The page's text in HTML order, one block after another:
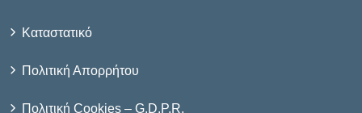
Καταστατικό
Πολιτική Απορρήτου
Πολιτική Cookies – G.D.P.R.